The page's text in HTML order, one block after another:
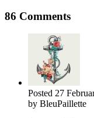
86 Comments
Posted 27
by BleuPaillette